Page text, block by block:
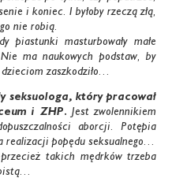
i koniec. I byłoby rzeczą złą,
nie robią.
piastunki masturbowały małe
ma naukowych podstaw, by
zaszkodziło…
seksuologa, który pracował
i ZHP. Jest zwolennikiem
aborcji. Potępia
popędu seksualnego…
takich mędrków trzeba